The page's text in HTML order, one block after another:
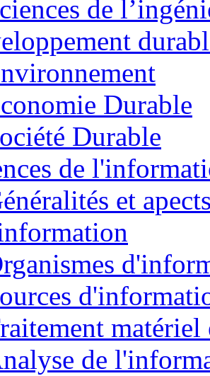
de
Durable
Durable
de
et
matériel
de